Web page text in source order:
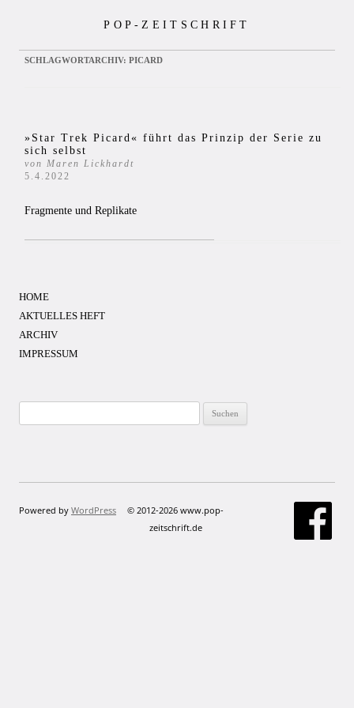
POP-ZEITSCHRIFT
SCHLAGWORTARCHIV: PICARD
»Star Trek Picard« führt das Prinzip der Serie zu
sich selbst
von Maren Lickhardt
5.4.2022
Fragmente und Replikate
HOME
AKTUELLES HEFT
ARCHIV
IMPRESSUM
nach:
Powered by WordPress
© 2012-2026 www.pop-
zeitschrift.de